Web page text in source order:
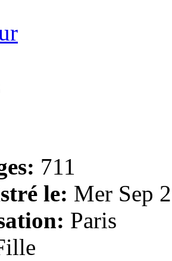
711
le: Mer Sep
Paris